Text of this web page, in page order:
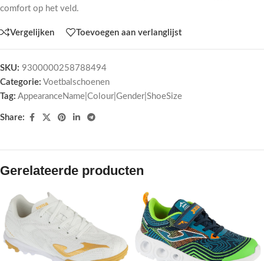
comfort op het veld.
Vergelijken Toevoegen aan verlanglijst
SKU: 9300000258788494
Categorie: Voetbalschoenen
Tag: AppearanceName|Colour|Gender|ShoeSize
Share:
Gerelateerde producten